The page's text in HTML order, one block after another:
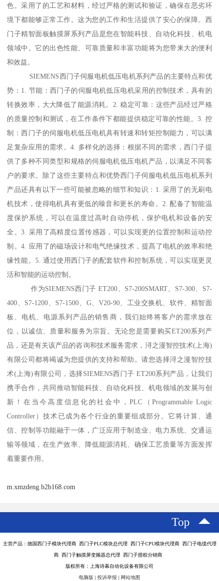
色。采用了的工艺和材料，经过严格的测试和验证，确保在恶劣环
境下都能够正常工作。这为您的工作和生活提供了安心的保障。西
门子精智面板触摸屏系列产品是您在智能科技、自动化科技、机电
领域中。它的出色性能、可靠质量和丰富功能将为您带来大的便利
和效益。
SIEMENS西门子伺服电机低压电机系列产品的主要特点和优
势：1. 节能：西门子的伺服电机低压电机采用的控制技术，具有的
转换效率，大大降低了能源消耗。2. 稳定可靠：这些产品经过严格
的质量控制和测试，在工作条件下都能提供稳定可靠的性能。3. 控
制：西门子的伺服电机低压电机具有转速和转矩控制能力，可以满
足复杂应用的需求。4. 多样化的选择：根据不同的需求，西门子提
供了多种不同类型和规格的伺服电机低压电机产品，以满足不同客
户的要求。除了这些主要特点和优势西门子伺服电机低压电机系列
产品还具有以下一些可能被忽略的细节和知识：1. 采用了的无刷电
机技术，使得电机具有更低的噪音和更长的寿命。2. 配备了智能温
度保护系统，可以在温度过高时自动停机，保护电机和设备的安
全。3. 采用了高精度位置传感器，可以实现更的位置控制和运动控
制。4. 应用了的磁场设计和电气绝缘技术，提髙了电机的效率和绝
缘性能。5. 通过使用西门子的配套软件和控制系统，可以实现更灵
活和智能的运动控制。
作为SIEMENS西门子 ET200、S7-200SMART、S7-300、S7-
400、S7-1200、S7-1500、G、V20-90、工业交换机、软件、精智面
板、电机、电源系列产品的销售商，我们始终将客户的需求放在
位，以诚信、质量和服务为宗旨。无论您是需要购买ET200系列产
品，还是有关该产品的咨询和技术服务需求，浔之漫智控技术(上海)
有限公司都将竭诚为您提供的支持和帮助。请您选择浔之漫智控技
术(上海)有限公司，选择SIEMENS西门子 ET200系列产品，让我们
携手合作，共同推动智能科技、自动化科技、机电领域的发展与创
新！在当今高度信息化的社会中，PLC（Programmable Logic
Controller）技术已成为各个行业的重要组成部分。它将计算、通
信、控制等功能融于一体，广泛应用于制造业、电力系统、交通运
输等领域，在生产效率、降低能源消耗、确保工艺质量等方面发挥
着重要作用。
m.xmzdeng.b2b168.com
Top
主营产品：德国西门子模块代理商 西门子PLC模块总代理 西门子CPU模块代理商 西门子电缆代理
商 西门子触摸屏变频器总代理 西门子授权分销商
版权所有：上海诗幕自动化设备有限公司
电脑版 | 投诉举报 | 网站地图